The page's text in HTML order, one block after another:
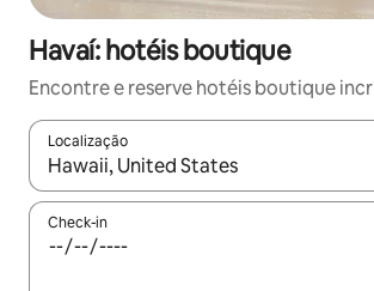
Havaí: hotéis boutique
Encontre e reserve hotéis boutique
Localização
Quando os resultados estiverem
Check-in